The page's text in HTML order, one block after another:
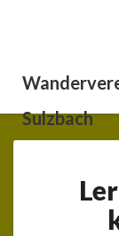
Sulzbach